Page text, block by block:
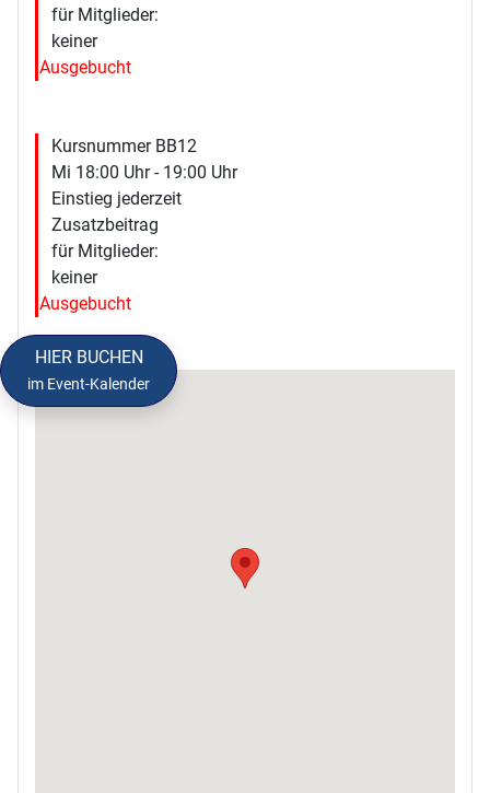
für Mitglieder:
keiner
Ausgebucht
Kursnummer BB12
Mi 18:00 Uhr - 19:00 Uhr
Einstieg jederzeit
Zusatzbeitrag
für Mitglieder:
keiner
Ausgebucht
HIER BUCHEN
im Event-Kalender